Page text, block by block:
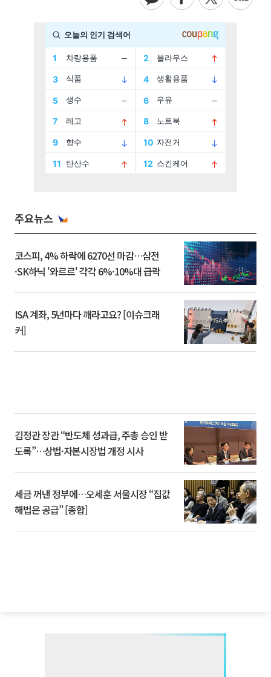
주요뉴스
코스피, 4% 하락에 6270선 마감…삼전
·SK하닉 '와르르' 각각 6%·10%대 급락
ISA 계좌, 5년마다 깨라고요? [이슈크래
커]
김정관 장관 “반도체 성과급, 주총 승인 받
도록”…상법·자본시장법 개정 시사
세금 꺼낸 정부에…오세훈 서울시장 “집값
해법은 공급” [종합]